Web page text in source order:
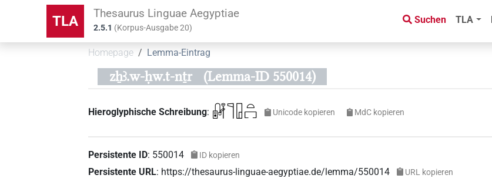
TLA Thesaurus Linguae Aegyptiae
2.5.1 (Korpus-Ausgabe20)
Suchen TLA
Homepage Lemma-Eintrag
zẖꜣ.w-ḥw.t-nṯr (Lemma-ID 550014)
Hieroglyphische Schreibung: 𓏞𓊹𓉗𓏏𓉐 Unicode kopieren MdC kopieren
Persistente ID: 550014 ID kopieren
Persistente URL: https://thesaurus-linguae-aegyptiae.de/lemma/550014 URL kopieren